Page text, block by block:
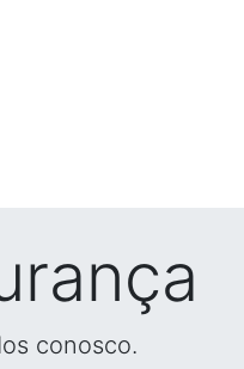
conosco.